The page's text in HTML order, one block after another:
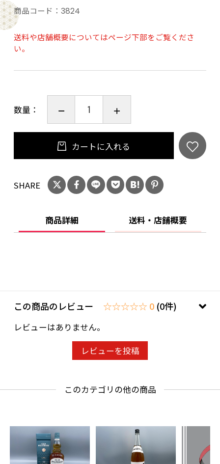
心地良い酸味とピュアな果実味、やや苦味のあ
るミネラル感のバランスと余韻が心地良い辛口
白ワインです。
生産地：フランス
生産年：2023年
品種：シャルドネ100%
テイスト：辛口
タイプ：白 / ミディアムボディ
提供温度：10-12℃
商品コード： 3824
送料や店舗概要についてはページ下部をご覧くださ
い。
数量：
カートに入れる
SHARE
商品詳細 送料・店舗概要
この商品のレビュー ☆☆☆☆☆ 0 (0件)
レビューはありません。
レビューを投稿
このカテゴリの他の商品